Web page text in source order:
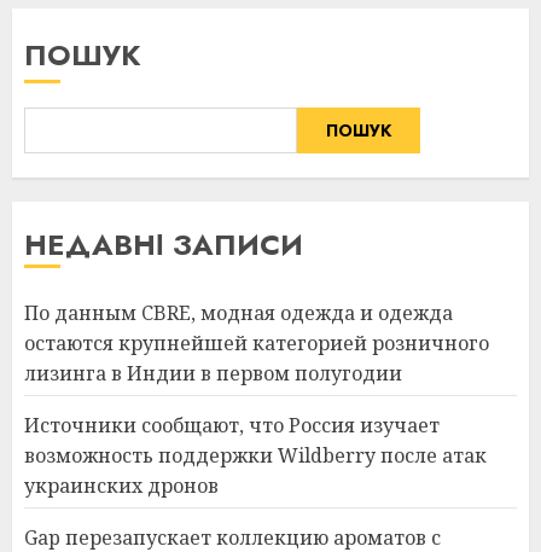
ПОШУК
ПОШУК
НЕДАВНІ ЗАПИСИ
По данным CBRE, модная одежда и одежда
остаются крупнейшей категорией розничного
лизинга в Индии в первом полугодии
Источники сообщают, что Россия изучает
возможность поддержки Wildberry после атак
украинских дронов
Gap перезапускает коллекцию ароматов с